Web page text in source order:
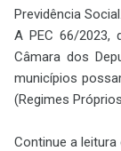
Previdência Social.
A PEC 66/2023,
Câmara dos
municípios
(Regimes
Continue a leitura